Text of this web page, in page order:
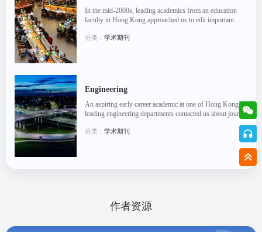
In the mid-2000s, leading academics from an education
faculty in Hong Kong approached us to edit important
分类： 学术期刊
Engineering
An aspiring early career academic at one of Hong Kong’s
leading engineering departments contacted us about journal
分类： 学术期刊
作者资源